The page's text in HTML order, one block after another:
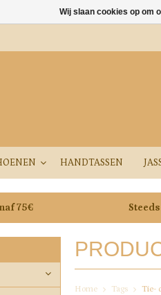
HANDTASSEN
75€
Home Tags Tie-
Wij slaan cookies op om